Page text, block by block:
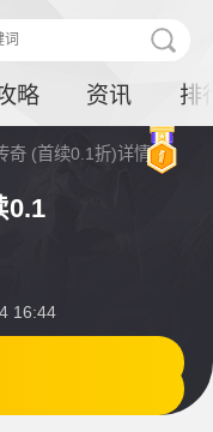
略 资讯 排
奇 (首续0.1折)详情
0.1
16:44